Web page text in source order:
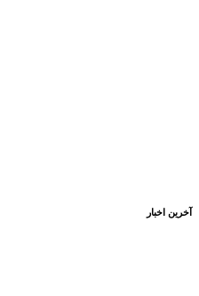
آخرین اخبار